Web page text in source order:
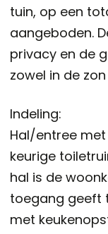
tuin, op een
aangeboden.
privacy en de
zowel in de
Indeling:
Hal/entree
keurige
hal is de
toegang geeft
met